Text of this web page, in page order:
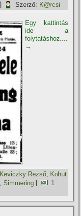
Szerző: K@rcsi
Egy kattintás
ide a
folytatáshoz....
→
Keviczky Rezső
Kohut
,Simmering
1